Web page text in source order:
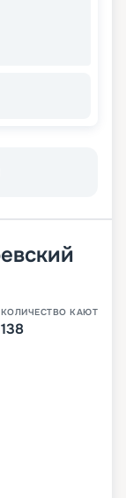
КОЛИЧЕСТВО КАЮТ
138